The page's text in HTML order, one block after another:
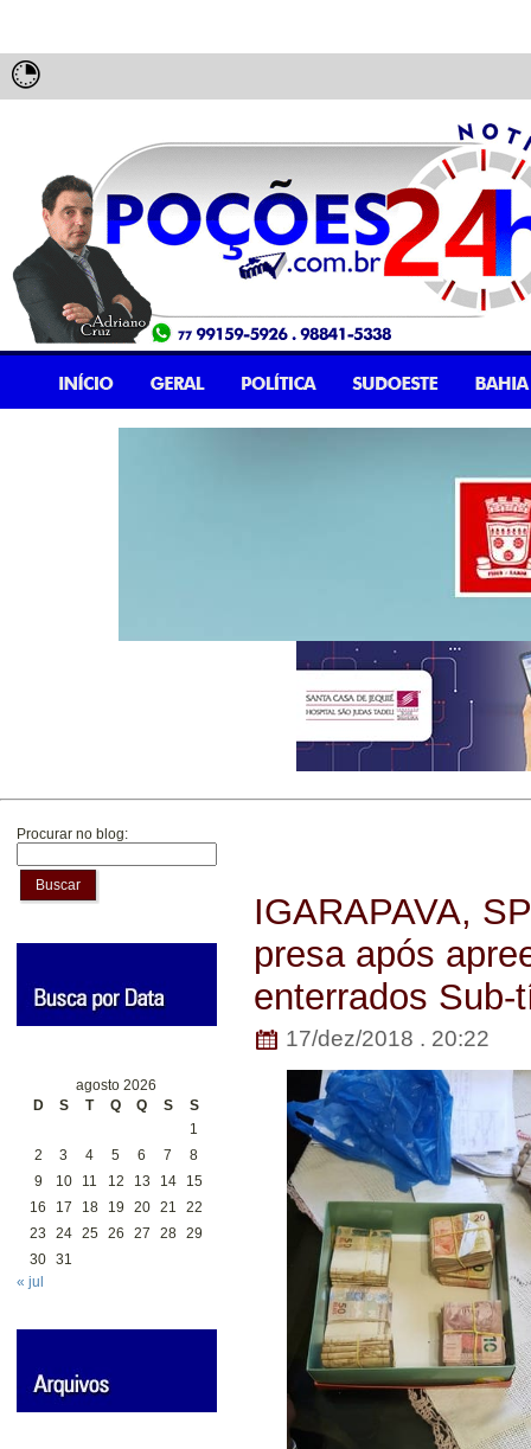
Procurar no blog:
Buscar
agosto 2026
D
S T Q Q S
S
1
2
3 4 5 6 7
8
9
10 11 12 13 14
15
16
17 18 19 20 21
22
23
24 25 26 27 28 29
30 31
« jul
IGARAPAVA,
presa após
enterrados Sub-
17/dez/2018 . 20:22